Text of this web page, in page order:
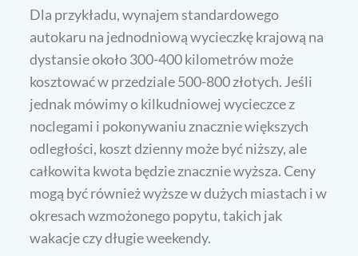
Dla przykładu, wynajem standardowego
autokaru na jednodniową wycieczkę krajową na
dystansie około 300-400 kilometrów może
kosztować w przedziale 500-800 złotych. Jeśli
jednak mówimy o kilkudniowej wycieczce z
noclegami i pokonywaniu znacznie większych
odległości, koszt dzienny może być niższy, ale
całkowita kwota będzie znacznie wyższa. Ceny
mogą być również wyższe w dużych miastach i w
okresach wzmożonego popytu, takich jak
wakacje czy długie weekendy.